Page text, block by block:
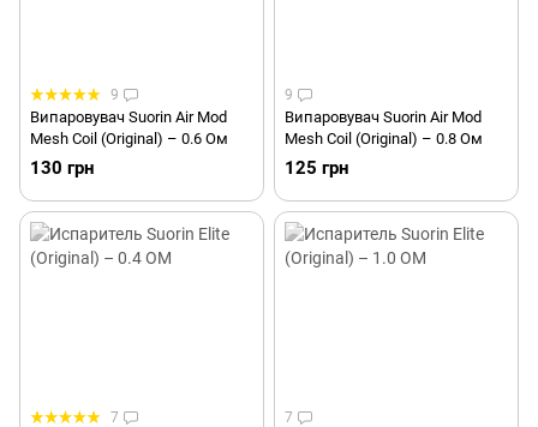
9
Випаровувач Suorin Air Mod
Mesh Coil (Original) – 0.6 Ом
130 грн
9
Випаровувач Suorin Air Mod
Mesh Coil (Original) – 0.8 Ом
125 грн
7 7